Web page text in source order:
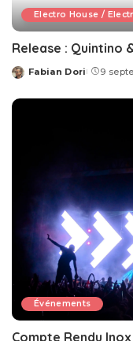
Electro House /
Release : Quintino
Posted
Fabian Dori 9
Événements
Compte Rendu